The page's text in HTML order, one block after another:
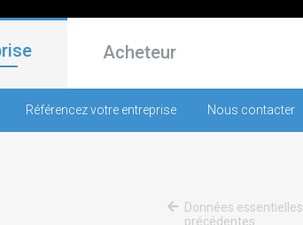
Acheteur
Référencez votre entreprise Nous contacter
Données essentielles
précédentes